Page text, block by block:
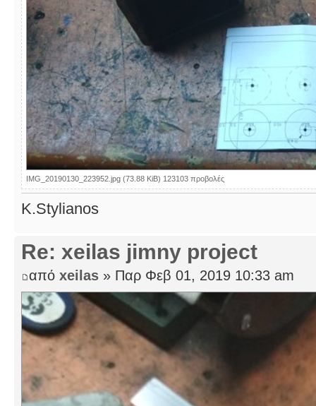
IMG_20190130_223952.jpg (73.88 KiB) 123103 προβολές
K.Stylianos
Re: xeilas jimny project
από xeilas » Παρ Φεβ 01, 2019 10:33 am